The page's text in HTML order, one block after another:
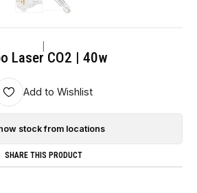
Laser CO2 | 40w
Add to Wishlist
stock from locations
SHARE THIS PRODUCT